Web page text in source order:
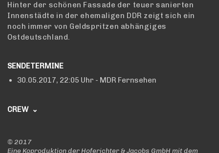
Hinter der schönen Fassade der teuer sanierten
Innenstädte in der ehemaligen DDR zeigt sich ein
noch immer von Geldspritzen abhängiges
Ostdeutschland.
SENDETERMINE
30.05.2017, 22:05 Uhr - MDR Fernsehen
CREW
Ariane Riecker & Dirk Schneider
©2017
Eine Koproduktion der Hoferichter & Jacobs GmbH mit dem